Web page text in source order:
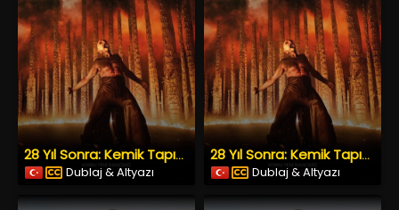
28 Yıl Sonra: Kemik Tapınağı (2026) İzle
Dublaj & Altyazı
28 Yıl Sonra: Kemik Tapınağı (2026) İzle
Dublaj & Altyazı